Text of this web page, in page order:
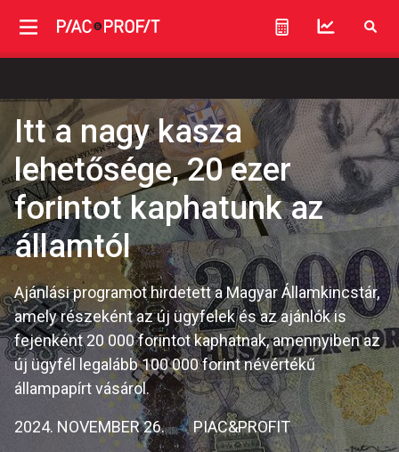
Itt a nagy kasza
lehetősége, 20 ezer
forintot kaphatunk az
államtól
Ajánlási programot hirdetett a Magyar Államkincstár,
amely részeként az új ügyfelek és az ajánlók is
fejenként 20 000 forintot kaphatnak, amennyiben az
új ügyfél legalább 100 000 forint névértékű
állampapírt vásárol.
2024. NOVEMBER 26. PIAC&PROFIT